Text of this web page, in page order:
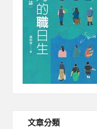
文章分類